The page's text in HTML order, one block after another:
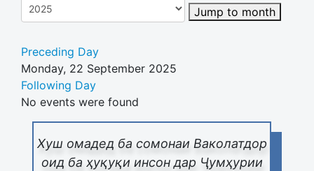
Хуш омадед ба сомонаи Ваколатдор
оид ба ҳуқуқи инсон дар Ҷумҳурии
Jump to month
Preceding Day
Monday, 22 September 2025
Following Day
No events were found